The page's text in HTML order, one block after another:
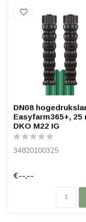
DN08
Easyfarm365+, 25
DKO M22 IG
34820100325
€--,--